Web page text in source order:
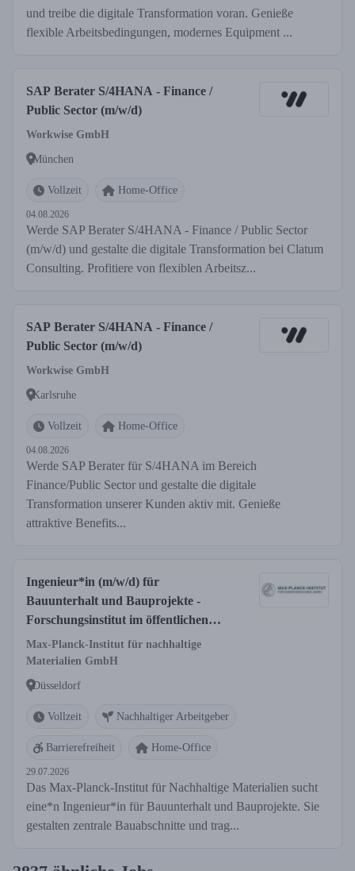
und treibe die digitale Transformation voran. Genieße
flexible Arbeitsbedingungen, modernes Equipment ...
SAP Berater S/4HANA - Finance /
Public Sector (m/w/d)
Workwise GmbH
München
Vollzeit Home-Office
04.08.2026
Werde SAP Berater S/4HANA - Finance / Public Sector
(m/w/d) und gestalte die digitale Transformation bei Clatum
Consulting. Profitiere von flexiblen Arbeitsz...
SAP Berater S/4HANA - Finance /
Public Sector (m/w/d)
Workwise GmbH
Karlsruhe
Vollzeit Home-Office
04.08.2026
Werde SAP Berater für S/4HANA im Bereich
Finance/Public Sector und gestalte die digitale
Transformation unserer Kunden aktiv mit. Genieße
attraktive Benefits...
Ingenieur*in (m/w/d) für
Bauunterhalt und Bauprojekte -
Forschungsinstitut im öffentlichen
Dienst
Max-Planck-Institut für nachhaltige
Materialien GmbH
Düsseldorf
Vollzeit Nachhaltiger Arbeitgeber
Barrierefreiheit Home-Office
29.07.2026
Das Max-Planck-Institut für Nachhaltige Materialien sucht
eine*n Ingenieur*in für Bauunterhalt und Bauprojekte. Sie
gestalten zentrale Bauabschnitte und trag...